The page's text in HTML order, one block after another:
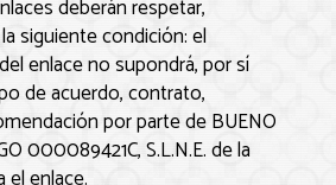
deberán respetar,
siguiente condición: el
enlace no supondrá, por sí
de acuerdo, contrato,
por parte deBUENO
000089421C, S.L.N.E.de la